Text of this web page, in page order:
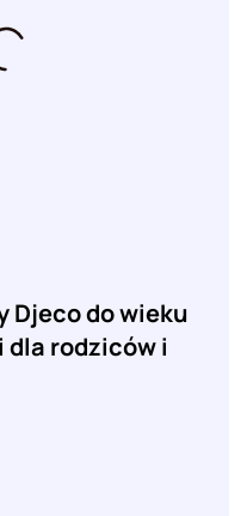
Djeco do wieku
dla rodziców i